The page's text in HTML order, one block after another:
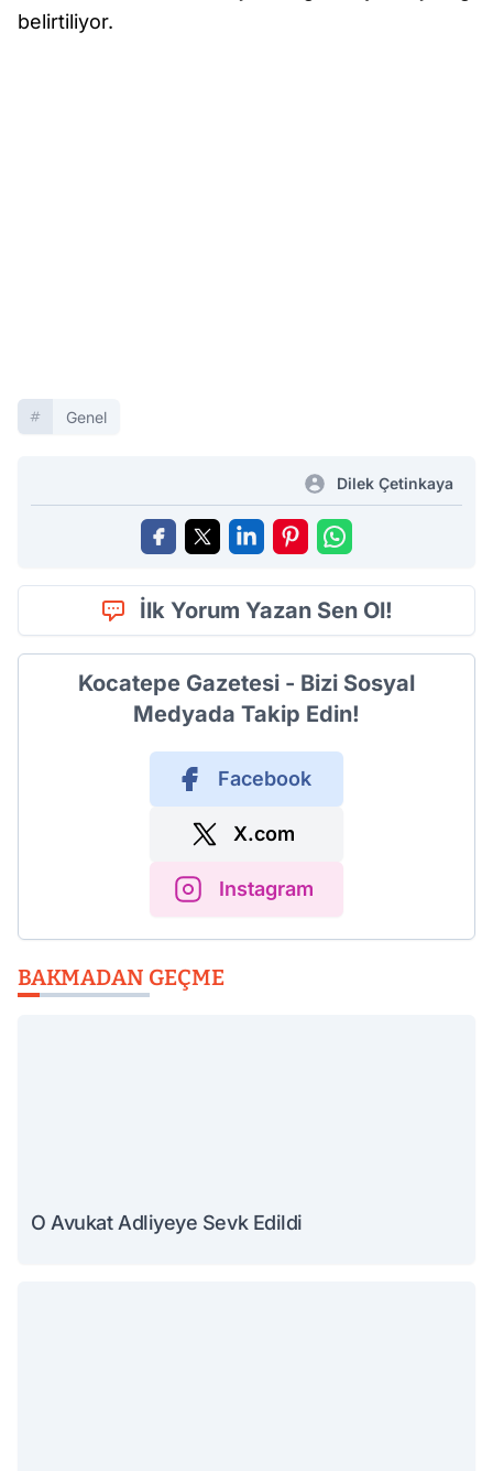
belirtiliyor.
Genel
Dilek Çetinkaya
İlk Yorum Yazan Sen Ol!
Kocatepe Gazetesi - Bizi Sosyal
Medyada Takip Edin!
Facebook
X.com
Instagram
BAKMADAN GEÇME
O Avukat Adliyeye Sevk Edildi